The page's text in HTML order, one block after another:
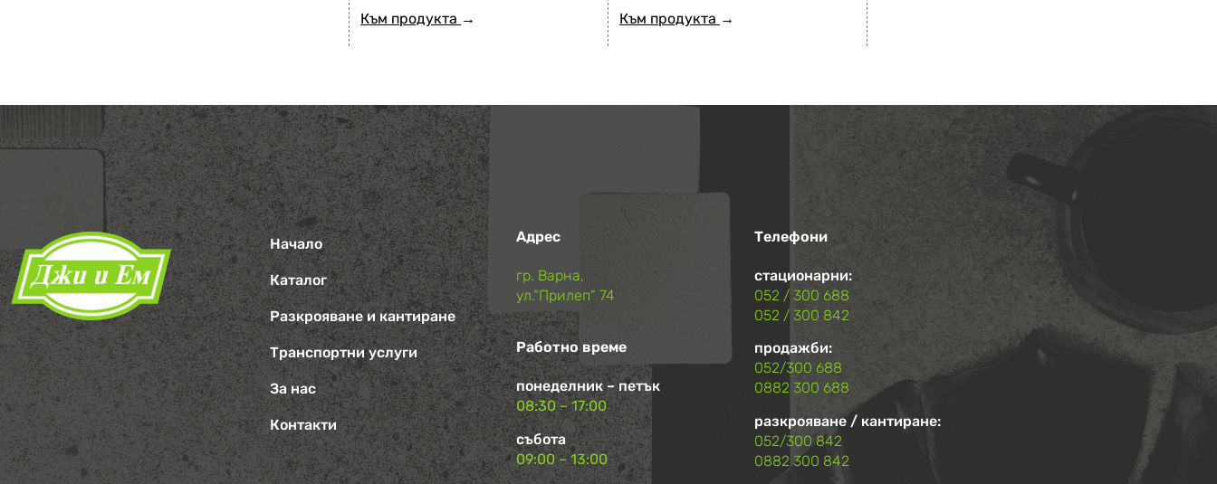
Към продукта → Към продукта →
Начало
Каталог
Разкрояване и кантиране
Транспортни услуги
За нас
Контакти
Адрес
гр. Варна,
ул.“Прилеп“ 74
Работно време
понеделник – петък
08:30 – 17:00
събота
09:00 – 13:00
Телефони
стационарни:
052 / 300 688
052 / 300 842
продажби:
052/300 688
0882 300 688
разкрояване / кантиране:
052/300 842
0882 300 842